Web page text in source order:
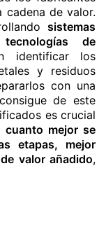
cadena de valor.
sistemas
de
identificar los
y residuos
con una
de este
es crucial
cuanto mejor se
etapas, mejor
valor añadido,